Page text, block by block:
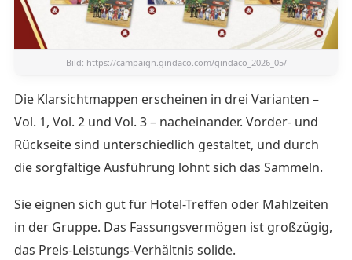
Bild: https://campaign.gindaco.com/gindaco_2026_05/
Die Klarsichtmappen erscheinen in drei Varianten –
Vol. 1, Vol. 2 und Vol. 3 – nacheinander. Vorder- und
Rückseite sind unterschiedlich gestaltet, und durch
die sorgfältige Ausführung lohnt sich das Sammeln.
Sie eignen sich gut für Hotel-Treffen oder Mahlzeiten
in der Gruppe. Das Fassungsvermögen ist großzügig,
das Preis-Leistungs-Verhältnis solide.